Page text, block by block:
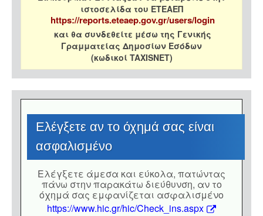
ιστοσελίδα του ΕΤΕΑΕΠ
https://reports.eteaep.gov.gr/users/login
και θα συνδεθείτε μέσω της Γενικής
Γραμματείας Δημοσίων Εσόδων
(κωδικοί TAXISNET)
Eλέγξετε αν το όχημά σας είναι
ασφαλισμένο
Eλέγξετε άμεσα και εύκολα, πατώντας
πάνω στην παρακάτω διεύθυνση, αν το
όχημά σας εμφανίζεται ασφαλισμένο
https://www.hic.gr/hic/Check_ins.aspx